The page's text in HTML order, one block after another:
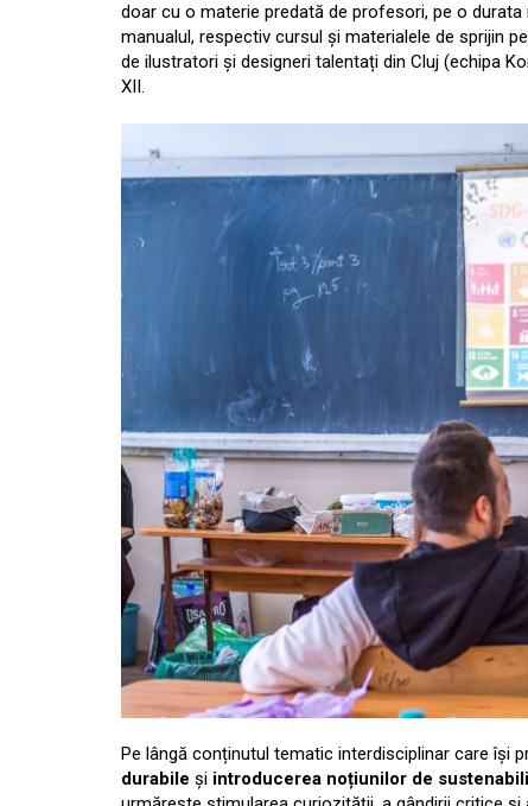
doar cu o materie predată de profesori, pe o
manualul, respectiv cursul și materialele de sprijin
de ilustratori și designeri talentați din Cluj (echipa
XII.
Pe lângă conținutul tematic interdisciplinar care își
durabile și introducerea noțiunilor de